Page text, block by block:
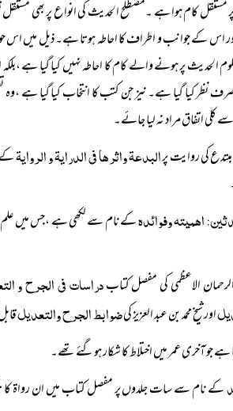
کام ہوا ہے ۔مصطلح الحدیث کی انواع پر بھی مستقل
اس کے جوانب و اطراف کا احاطہ ہوتا ہے۔ ذیل میں اس
الحدیث پر ہونے والے کام کا احاطہ نہیں کیا گیا ہے
نظر کیا گیا ہے۔ نیز جن کتب کا انتخاب کیا گیا ہے
اتفاق مراد نہ لیا جائے۔
البدعۃ واثرھا فی الدرایۃ و الروایۃ
اھمیتہ وفوائدہکے نام سے لکھی ہے ،جس میں علم
دراسات فی الجرح و
اور شیخ محمد بن عبد العزیز کیضوابط الجرح والتعدیل
جو آخری عمر میں اختلاط کا شکار ہوگئے تھے۔
کے نام سے سات جلدوں پر مفصل کتاب میں ان رواۃ